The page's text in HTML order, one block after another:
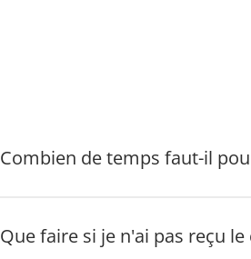
Combien de temps faut-il
Que faire si je n'ai pas reçu